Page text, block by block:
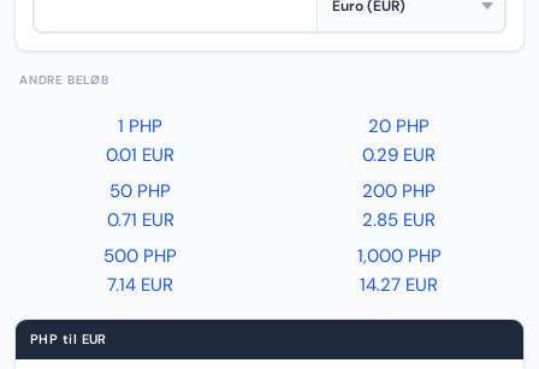
ANDRE BELØB
1 PHP
0.01 EUR
20 PHP
0.29 EUR
50 PHP
0.71 EUR
200 PHP
2.85 EUR
500 PHP
7.14 EUR
1,000 PHP
14.27 EUR
PHP til EUR